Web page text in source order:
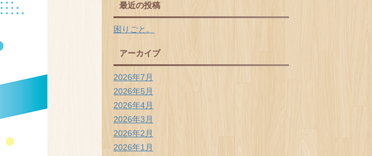
最近の投稿
困りごと。
アーカイブ
2026年7月
2026年5月
2026年4月
2026年3月
2026年2月
2026年1月